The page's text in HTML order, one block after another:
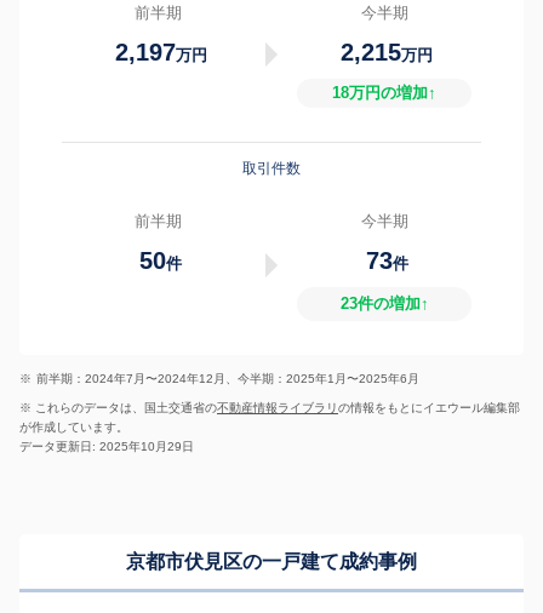
前半期
2,197万円
今半期
2,215万円
18万円の増加↑
取引件数
前半期
50件
今半期
73件
23件の増加↑
※ 前半期：2024年7月〜2024年12月、今半期：2025年1月〜2025年6月
※ これらのデータは、国土交通省の不動産情報ライブラリの情報をもとにイエウール編集部
が作成しています。
データ更新日: 2025年10月29日
京都市伏見区の一戸建て成約事例